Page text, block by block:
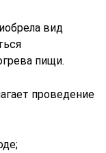
вид
пищи.
проведение